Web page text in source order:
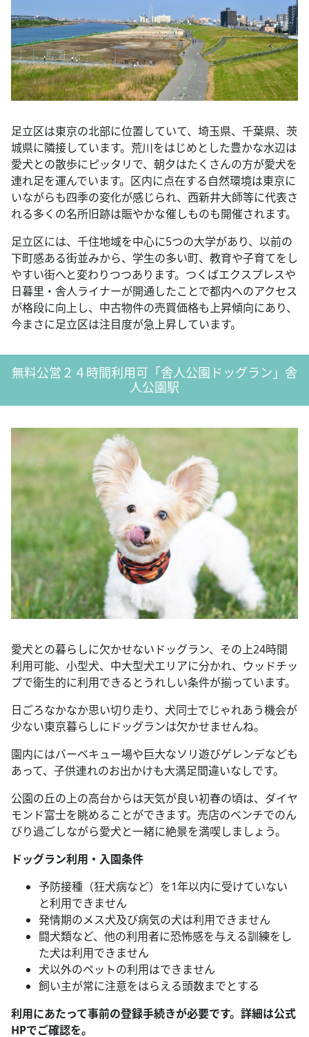
足立区は東京の北部に位置していて、埼玉県、千葉県、茨
城県に隣接しています。荒川をはじめとした豊かな水辺は
愛犬との散歩にピッタリで、朝夕はたくさんの方が愛犬を
連れ足を運んでいます。区内に点在する自然環境は東京に
いながらも四季の変化が感じられ、西新井大師等に代表さ
れる多くの名所旧跡は賑やかな催しものも開催されます。
足立区には、千住地域を中心に5つの大学があり、以前の
下町感ある街並みから、学生の多い町、教育や子育てをし
やすい街へと変わりつつあります。つくばエクスプレスや
日暮里・舎人ライナーが開通したことで都内へのアクセス
が格段に向上し、中古物件の売買価格も上昇傾向にあり、
今まさに足立区は注目度が急上昇しています。
無料公営２４時間利用可「舎人公園ドッグラン」舎
人公園駅
愛犬との暮らしに欠かせないドッグラン、その上24時間
利用可能、小型犬、中大型犬エリアに分かれ、ウッドチッ
プで衛生的に利用できるとうれしい条件が揃っています。
日ごろなかなか思い切り走り、犬同士でじゃれあう機会が
少ない東京暮らしにドッグランは欠かせませんね。
園内にはバーベキュー場や巨大なソリ遊びゲレンデなども
あって、子供連れのお出かけも大満足間違いなしです。
公園の丘の上の高台からは天気が良い初春の頃は、ダイヤ
モンド富士を眺めることができます。売店のベンチでのん
びり過ごしながら愛犬と一緒に絶景を満喫しましょう。
ドッグラン利用・入園条件
予防接種（狂犬病など）を1年以内に受けていない
と利用できません
発情期のメス犬及び病気の犬は利用できません
闘犬類など、他の利用者に恐怖感を与える訓練をし
た犬は利用できません
犬以外のペットの利用はできません
飼い主が常に注意をはらえる頭数までとする
利用にあたって事前の登録手続きが必要です。詳細は公式
HPでご確認を。